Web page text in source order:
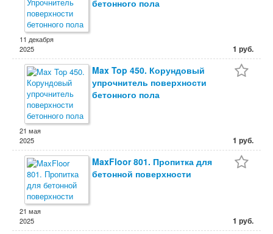
бетонного пола
11 декабря
2025
1 руб.
Max Top 450. Корундовый
упрочнитель поверхности
бетонного пола
21 мая
2025
1 руб.
MaxFloor 801. Пропитка для
бетонной поверхности
21 мая
2025
1 руб.